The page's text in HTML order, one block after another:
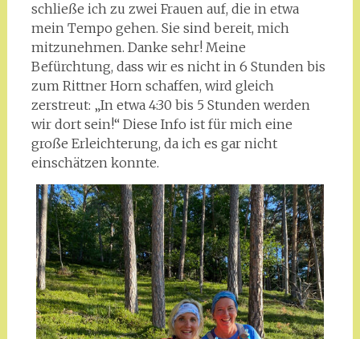
schließe ich zu zwei Frauen auf, die in etwa
mein Tempo gehen. Sie sind bereit, mich
mitzunehmen. Danke sehr! Meine
Befürchtung, dass wir es nicht in 6 Stunden bis
zum Rittner Horn schaffen, wird gleich
zerstreut: „In etwa 4:30 bis 5 Stunden werden
wir dort sein!“ Diese Info ist für mich eine
große Erleichterung, da ich es gar nicht
einschätzen konnte.